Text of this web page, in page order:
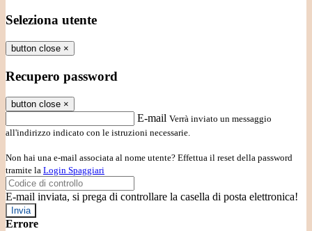
Seleziona utente
button close ×
Recupero password
button close ×
E-mail Verrà inviato un messaggio
all'indirizzo indicato con le istruzioni necessarie.
Non hai una e-mail associata al nome utente? Effettua il reset della password
tramite la Login Spaggiari
E-mail inviata, si prega di controllare la casella di posta elettronica!
Errore